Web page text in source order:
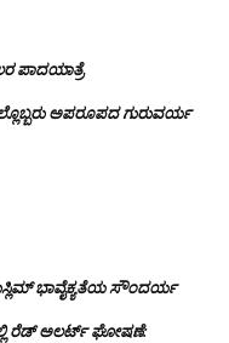
ಪಾದಯಾತ್ರೆ
ಅಪರೂಪದ ಗುರುವರ್ಯ
ಭಾವೈಕ್ಯತೆಯ ಸೌಂದರ್ಯ
ರೆಡ್ ಅಲರ್ಟ್ ಘೋಷಣೆ: